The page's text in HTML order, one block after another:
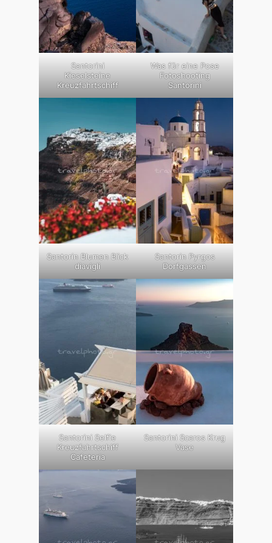
Santorini
Kieselsteine
Kreuzfahrtschiff
Was für eine Pose
Fotoshooting
Santorini
Santorin Blumen Blick
diavigli
Santorin Pyrgos
Dorfgassen
Santorini Selfie
Kreuzfahrtschiff
Cafeteria
Santorini Scaros Krug
Vase